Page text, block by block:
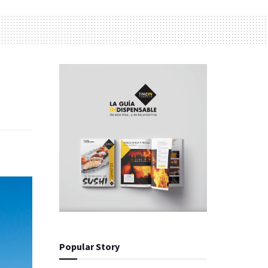
Popular Story